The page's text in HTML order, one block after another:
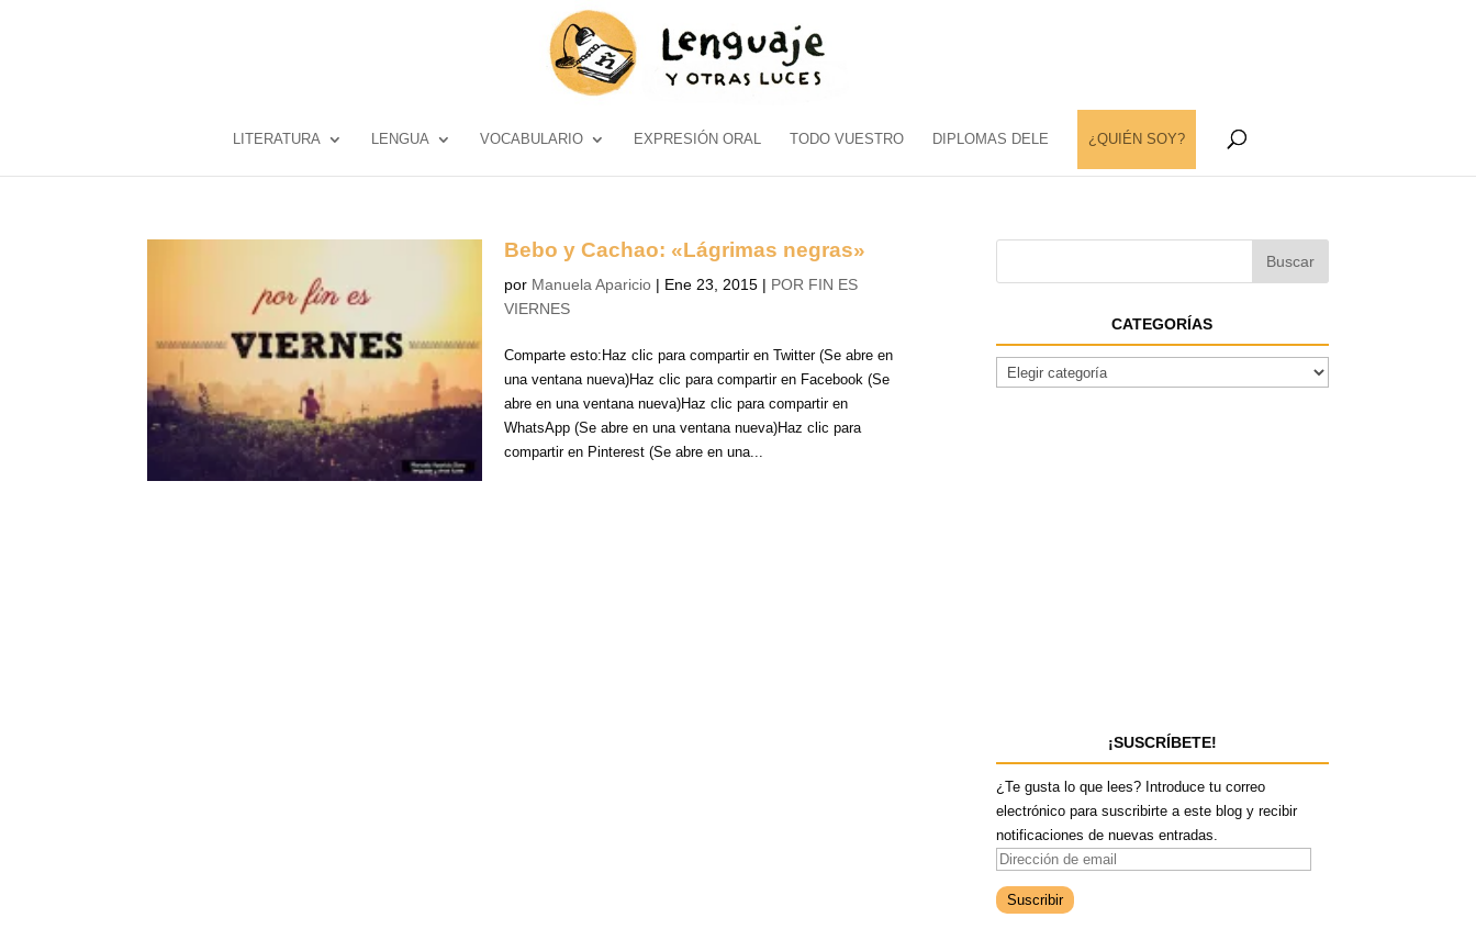
LITERATURA LENGUA VOCABULARIO EXPRESIÓN ORAL TODO VUESTRO DIPLOMAS DELE ¿QUIÉN SOY?
Bebo y Cachao: «Lágrimas negras»
por Manuela Aparicio | Ene 23, 2015 | POR FIN ES
VIERNES
Comparte esto:Haz clic para compartir en Twitter (Se abre en
una ventana nueva)Haz clic para compartir en Facebook (Se
abre en una ventana nueva)Haz clic para compartir en
WhatsApp (Se abre en una ventana nueva)Haz clic para
compartir en Pinterest (Se abre en una...
CATEGORÍAS
¡SUSCRÍBETE!
¿Te gusta lo que lees? Introduce tu correo
electrónico para suscribirte a este blog y recibir
notificaciones de nuevas entradas.
D
r